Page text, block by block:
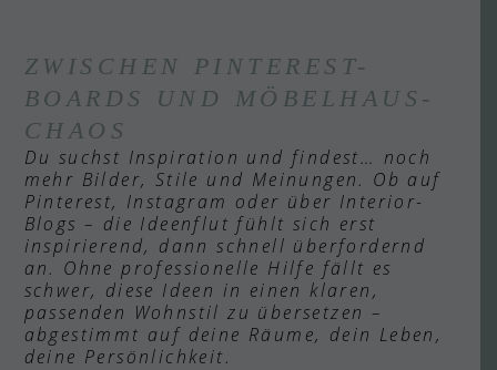
ZWISCHEN PINTEREST-
BOARDS UND MÖBELHAUS-
CHAOS
Du suchst Inspiration und findest… noch
mehr Bilder, Stile und Meinungen. Ob auf
Pinterest, Instagram oder über Interior-
Blogs – die Ideenflut fühlt sich erst
inspirierend, dann schnell überfordernd
an. Ohne professionelle Hilfe fällt es
schwer, diese Ideen in einen klaren,
passenden Wohnstil zu übersetzen –
abgestimmt auf deine Räume, dein Leben,
deine Persönlichkeit.